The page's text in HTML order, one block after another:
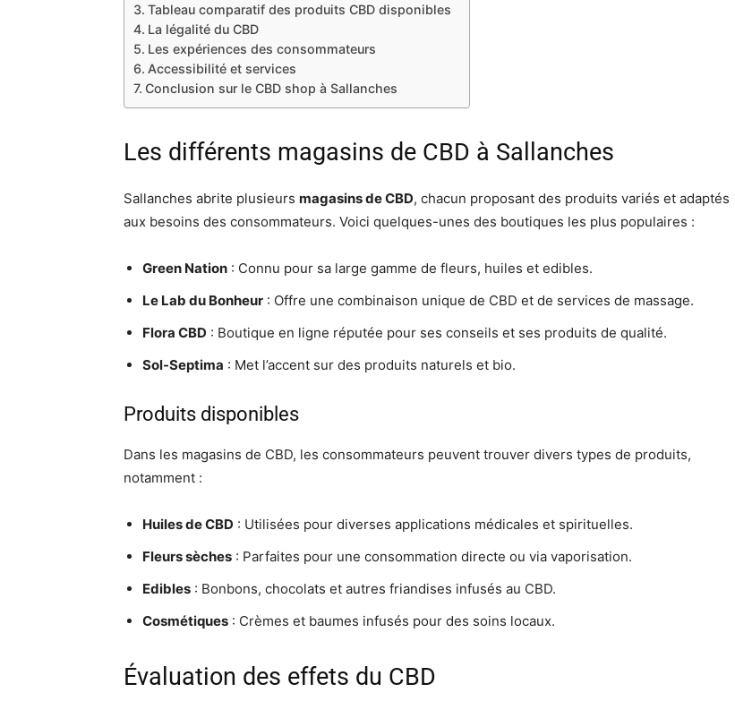
Tableau comparatif des produits CBD disponibles
La légalité du CBD
Les expériences des consommateurs
Accessibilité et services
Conclusion sur le CBD shop à Sallanches
Les différents magasins de CBD à Sallanches
Sallanches abrite plusieurs magasins de CBD, chacun proposant des produits variés et adaptés
aux besoins des consommateurs. Voici quelques-unes des boutiques les plus populaires :
Green Nation : Connu pour sa large gamme de fleurs, huiles et edibles.
Le Lab du Bonheur : Offre une combinaison unique de CBD et de services de massage.
Flora CBD : Boutique en ligne réputée pour ses conseils et ses produits de qualité.
Sol-Septima : Met l’accent sur des produits naturels et bio.
Produits disponibles
Dans les magasins de CBD, les consommateurs peuvent trouver divers types de produits,
notamment :
Huiles de CBD : Utilisées pour diverses applications médicales et spirituelles.
Fleurs sèches : Parfaites pour une consommation directe ou via vaporisation.
Edibles : Bonbons, chocolats et autres friandises infusés au CBD.
Cosmétiques : Crèmes et baumes infusés pour des soins locaux.
Évaluation des effets du CBD